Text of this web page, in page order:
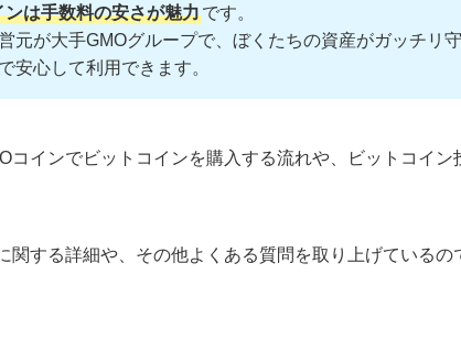
ンは手数料の安さが魅力です。
元が大手GMOグループで、ぼくたちの資産がガッチリ
安心して利用できます。
コインでビットコインを購入する流れや、ビットコイ
関する詳細や、その他よくある質問を取り上げているの